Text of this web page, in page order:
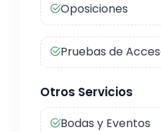
Oposiciones
Pruebas de
Otros Servicios
Bodas y Eventos